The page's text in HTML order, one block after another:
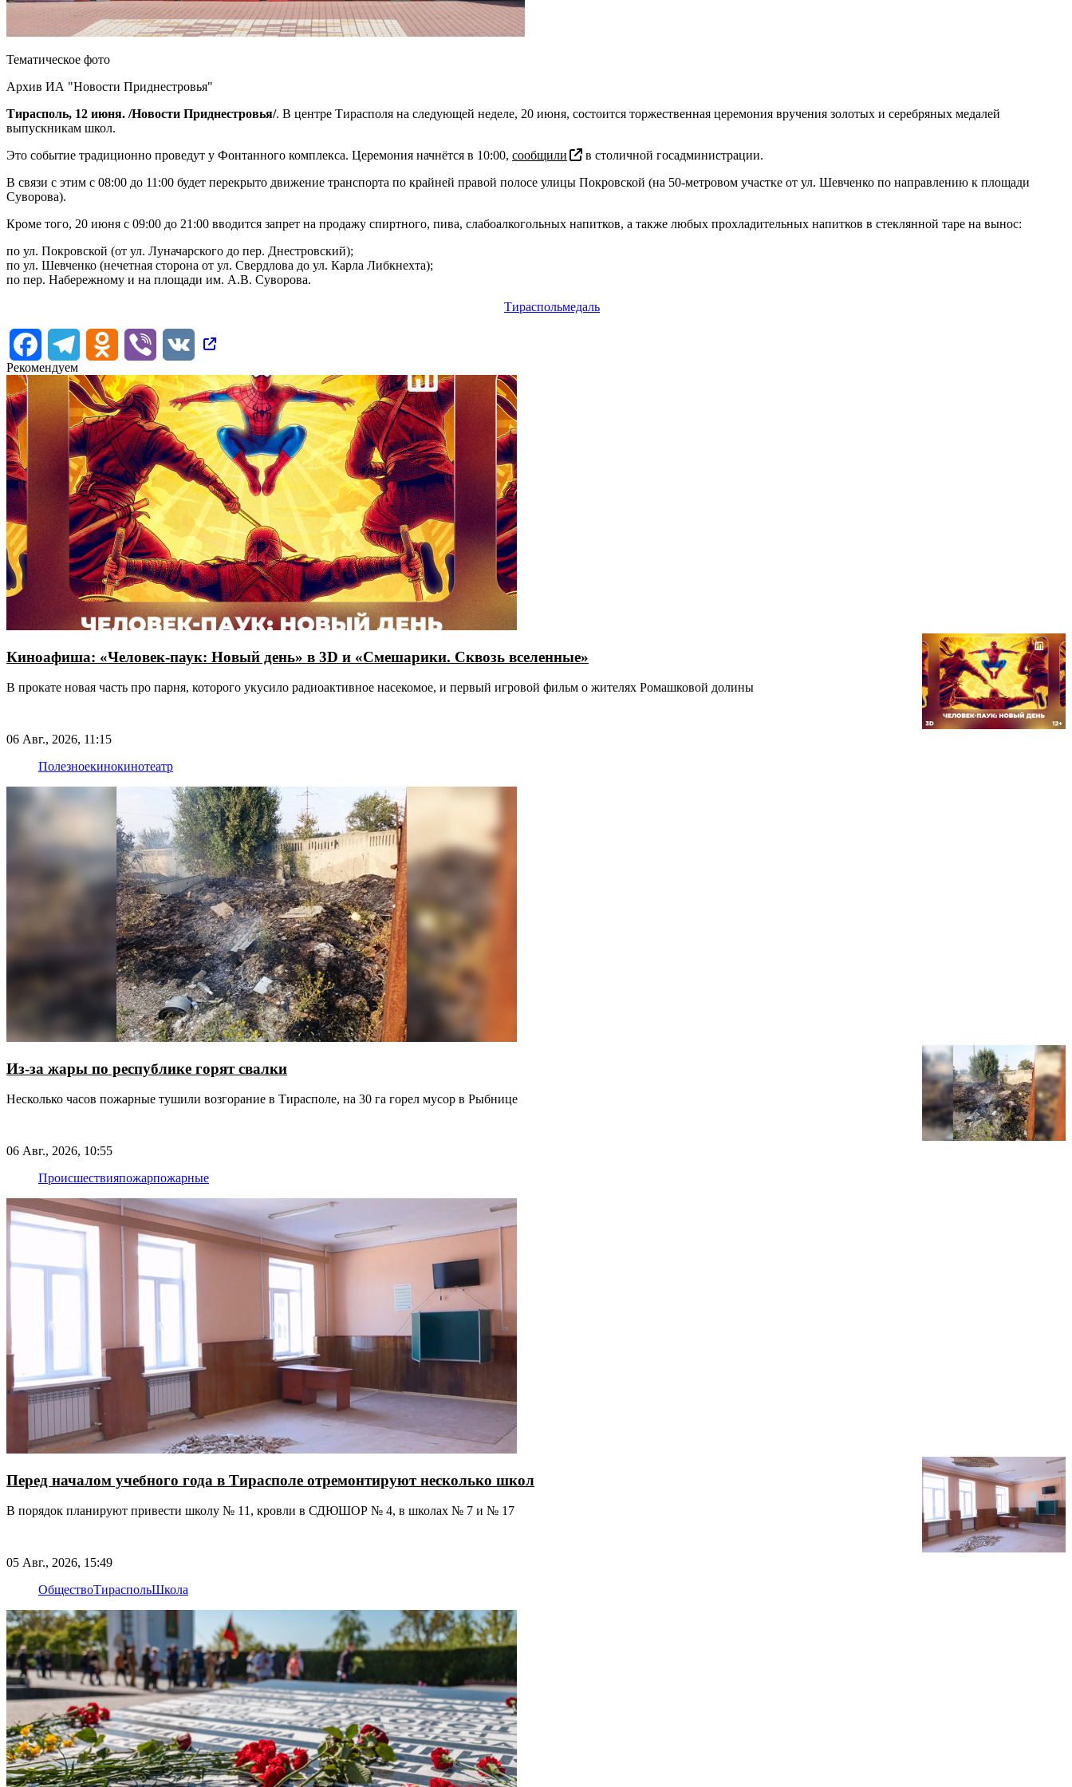
Тематическое фото
Архив ИА "Новости Приднестровья"
Тирасполь, 12 июня. /Новости Приднестровья/. В центре Тирасполя на следующей неделе, 20 июня, состоится торжественная церемония вручения золотых и серебряных медалей
выпускникам школ.
Это событие традиционно проведут у Фонтанного комплекса. Церемония начнётся в 10:00, сообщили
в столичной госадминистрации.
В связи с этим с 08:00 до 11:00 будет перекрыто движение транспорта по крайней правой полосе улицы Покровской (на 50-метровом участке от ул. Шевченко по направлению к площади
Суворова).
Кроме того, 20 июня с 09:00 до 21:00 вводится запрет на продажу спиртного, пива, слабоалкогольных напитков, а также любых прохладительных напитков в стеклянной таре на вынос:
по ул. Покровской (от ул. Луначарского до пер. Днестровский);
по ул. Шевченко (нечетная сторона от ул. Свердлова до ул. Карла Либкнехта);
по пер. Набережному и на площади им. А.В. Суворова.
Тираспольмедаль
FacebookTelegram Odnoklassniki
Viber
VK
Рекомендуем
Киноафиша: «Человек-паук: Новый день» в 3D и «Смешарики. Сквозь вселенные»
В прокате новая часть про парня, которого укусило радиоактивное насекомое, и первый игровой фильм о жителях Ромашковой долины
06 Авг., 2026, 11:15
Полезноекинокинотеатр
Из-за жары по республике горят свалки
Несколько часов пожарные тушили возгорание в Тирасполе, на 30 га горел мусор в Рыбнице
06 Авг., 2026, 10:55
Происшествияпожарпожарные
Перед началом учебного года в Тирасполе отремонтируют несколько школ
В порядок планируют привести школу № 11, кровли в СДЮШОР № 4, в школах № 7 и № 17
05 Авг., 2026, 15:49
ОбществоТираспольШкола